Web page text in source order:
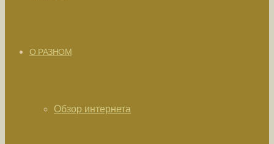
О РАЗНОМ
Обзор интернета